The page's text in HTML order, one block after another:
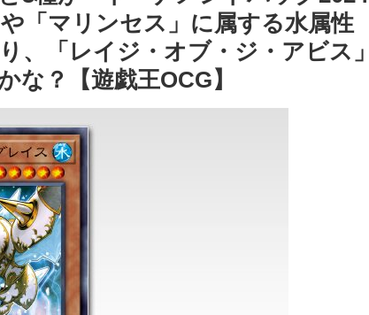
「マリンセス」に属する水属性
、「レイジ・オブ・ジ・アビス」
な？【遊戯王OCG】